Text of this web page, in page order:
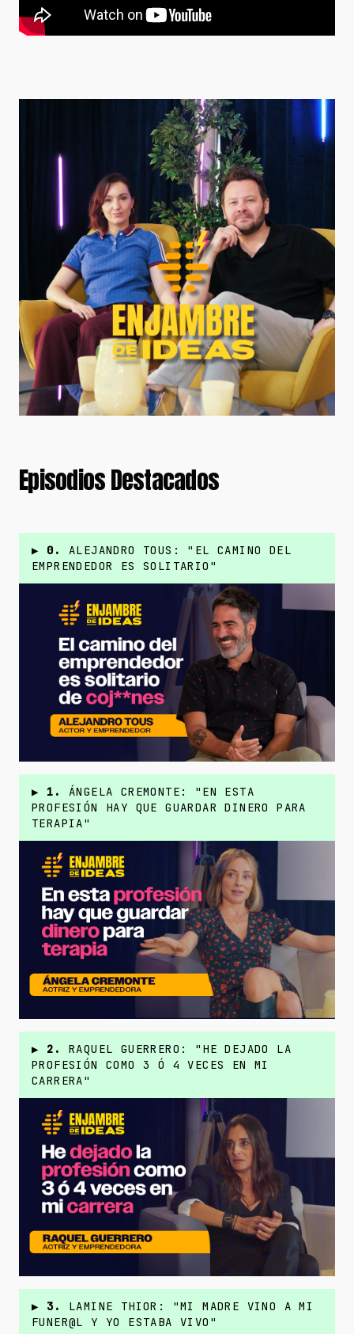
Episodios Destacados
▶ 0.
ALEJANDRO TOUS: "EL CAMINO DEL
EMPRENDEDOR ES SOLITARIO"
▶ 1.
ÁNGELA CREMONTE: "EN ESTA
PROFESIÓN HAY QUE GUARDAR DINERO PARA
TERAPIA"
▶ 2.
RAQUEL GUERRERO: "HE DEJADO LA
PROFESIÓN COMO 3 Ó 4 VECES EN MI
CARRERA"
▶ 3.
LAMINE THIOR: "MI MADRE VINO A MI
FUNER@L Y YO ESTABA VIVO"